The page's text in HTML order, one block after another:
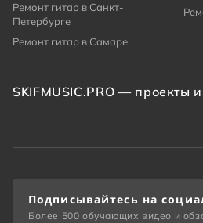
Ремонт гитар в Санкт-
Петербурге
Ремонт гитар в Самаре
SKIFMUSIC.PRO — проекты
Подписывайтесь на
Более 500 обучающих видео и